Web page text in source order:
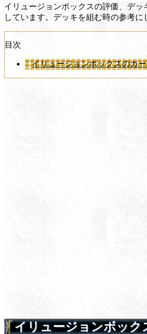
イリュージョンボックスの評価、デッ
しています。デッキを組む時の参考に
目次
イリュージョンボックスのカ
イリュージョンボック